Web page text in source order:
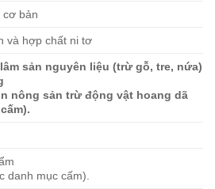
cơ bản
và hợp chất ni tơ
sản nguyên liệu (trừ gỗ, tre, nứa)
nông sản trừ động vật hoang dã
danh mục cấm).